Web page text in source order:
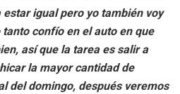
igual pero yo también voy
confío en el auto en que
así que la tarea es salir a
la mayor cantidad de
del domingo, después veremos